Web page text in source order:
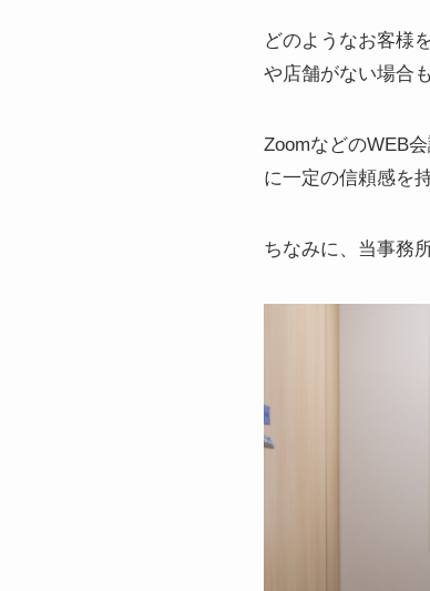
どのようなお客様
や店舗がない場合
ZoomなどのWEB
に一定の信頼感を
ちなみに、当事務